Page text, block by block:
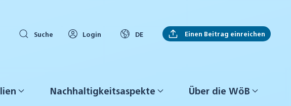
Suche Login DE Einen Beitrag einreichen
Nachhaltigkeitsaspekte Über die WöB